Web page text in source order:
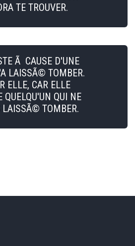
TE TROUVER.
Ã CAUSE D'UNE
LAISSÃ© TOMBER.
ELLE, CAR ELLE
QUELQU'UN QUI NE
TOMBER.